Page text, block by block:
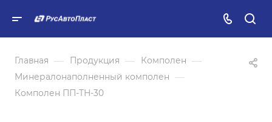
Главная — Продукция — Комполен —
Минералонаполненный комполен —
Комполен ПП-ТН-30